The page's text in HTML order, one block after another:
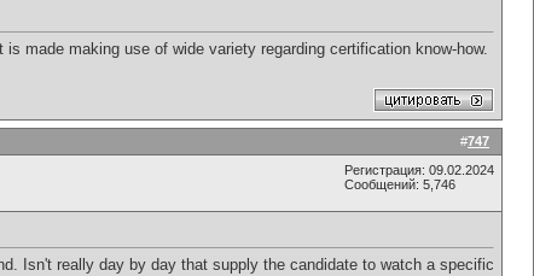
made making use of wide variety regarding certification know-how.
#747
Регистрация: 09.02.2024
Сообщений: 5,746
Isn't really day by day that supply the candidate to watch a specific